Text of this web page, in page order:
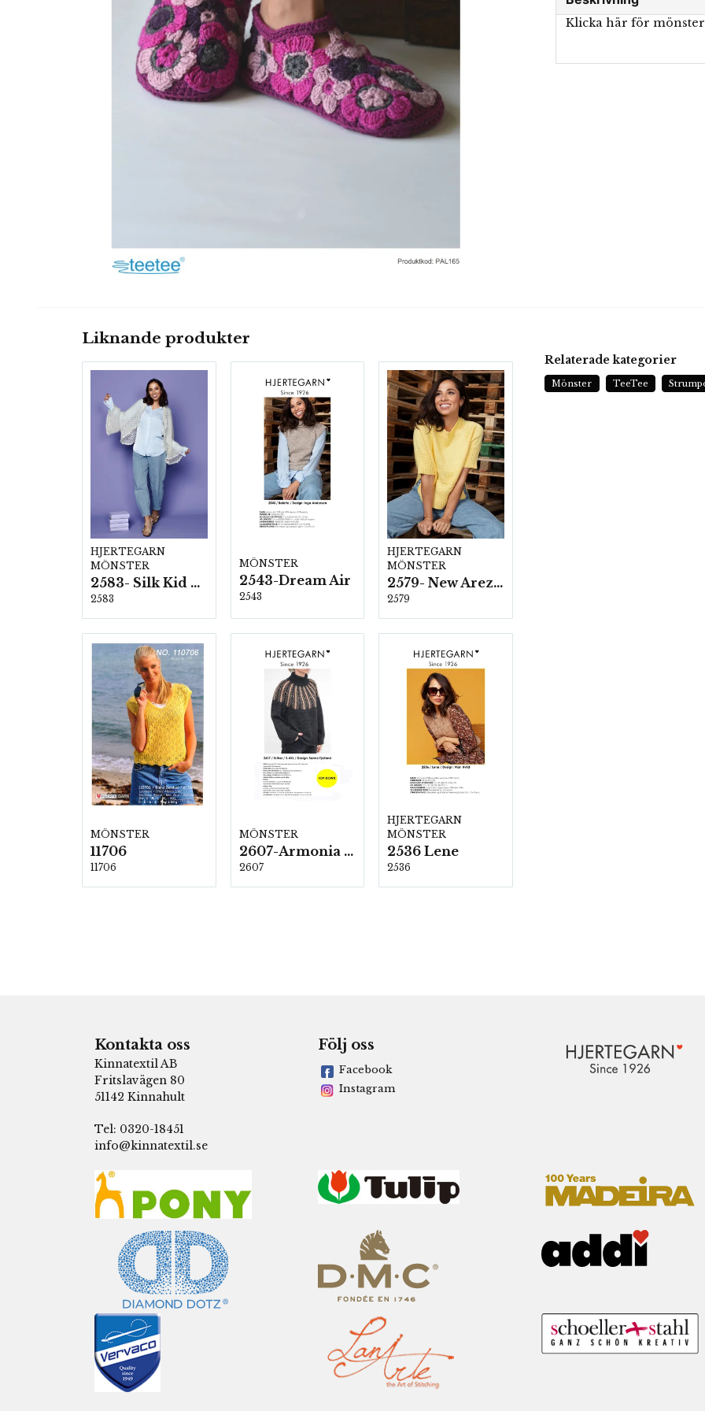
Klicka här för mönster
Liknande produkter
HJERTEGARN
MÖNSTER
2583- Silk Kid Mohair
2583
MÖNSTER
2543-Dream Air
2543
HJERTEGARN
MÖNSTER
2579- New Arezzo
2579
MÖNSTER
11706
11706
MÖNSTER
2607-Armonia och Alpaca 400
2607
HJERTEGARN
MÖNSTER
2536 Lene
2536
Relaterade kategorier
Mönster TeeTee
Kontakta oss
Kinnatextil AB
Fritslavägen 80
51142 Kinnahult
Tel: 0320-18451
info@kinnatextil.se
Följ oss
Facebook
Instagram